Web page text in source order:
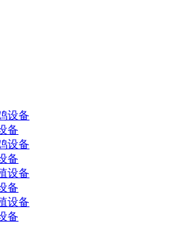
备
备
备
备